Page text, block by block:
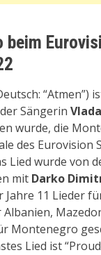
beim
“Atmen”)
Sängerin
wurde, die
des Eurovision
Lied wurde von
mit Darko
Jahre 11 Lieder
Montenegro
Lied ist